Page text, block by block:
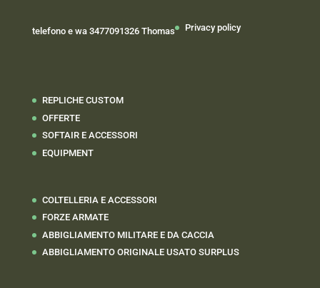
telefono e wa 3477091326 Thomas Privacy policy
REPLICHE CUSTOM
OFFERTE
SOFTAIR E ACCESSORI
EQUIPMENT
COLTELLERIA E ACCESSORI
FORZE ARMATE
ABBIGLIAMENTO MILITARE E DA CACCIA
ABBIGLIAMENTO ORIGINALE USATO SURPLUS